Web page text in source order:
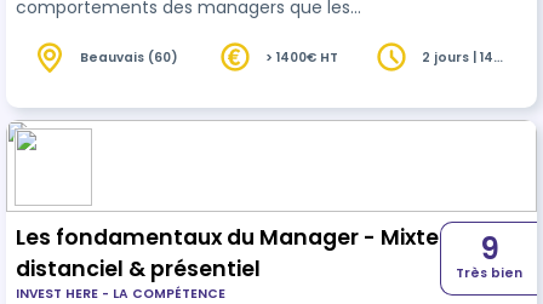
comportements des managers que les
leurséquipes.
Beauvais (60) > 1400€ HT
2 jours | 14
Les fondamentaux du Manager - Mixte
distanciel & présentiel
INVEST HERE - LA COMPÉTENCE
9
Très bien